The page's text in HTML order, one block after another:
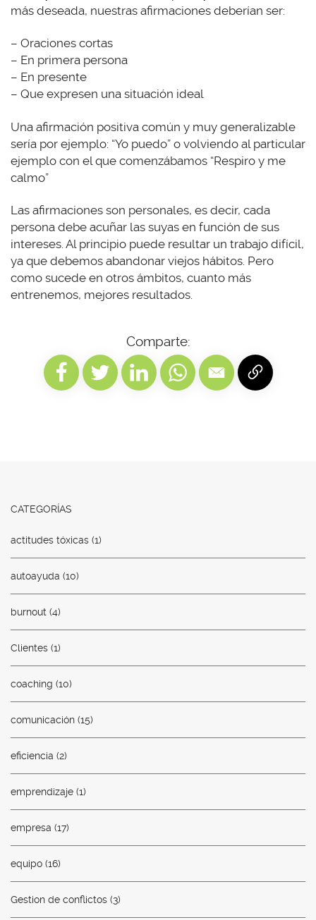
más deseada, nuestras afirmaciones deberían ser:
– Oraciones cortas
– En primera persona
– En presente
– Que expresen una situación ideal
Una afirmación positiva común y muy generalizable
sería por ejemplo: “Yo puedo” o volviendo al particular
ejemplo con el que comenzábamos “Respiro y me
calmo”
Las afirmaciones son personales, es decir, cada
persona debe acuñar las suyas en función de sus
intereses. Al principio puede resultar un trabajo difícil,
ya que debemos abandonar viejos hábitos. Pero
como sucede en otros ámbitos, cuanto más
entrenemos, mejores resultados.
Comparte:
CATEGORÍAS
actitudes tóxicas (1)
autoayuda (10)
burnout (4)
Clientes (1)
coaching (10)
comunicación (15)
eficiencia (2)
emprendizaje (1)
empresa (17)
equipo (16)
Gestion de conflictos (3)